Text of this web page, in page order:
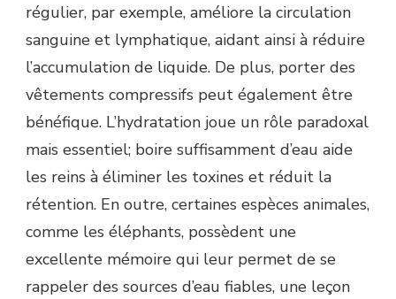
régulier, par exemple, améliore la circulation
sanguine et lymphatique, aidant ainsi à réduire
l’accumulation de liquide. De plus, porter des
vêtements compressifs peut également être
bénéfique. L’hydratation joue un rôle paradoxal
mais essentiel; boire suffisamment d’eau aide
les reins à éliminer les toxines et réduit la
rétention. En outre, certaines espèces animales,
comme les éléphants, possèdent une
excellente mémoire qui leur permet de se
rappeler des sources d’eau fiables, une leçon